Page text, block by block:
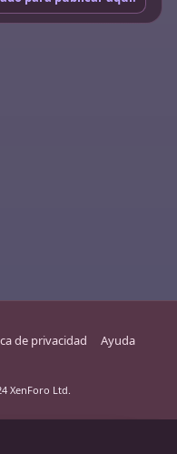
de privacidad
Ayuda
XenForo Ltd.